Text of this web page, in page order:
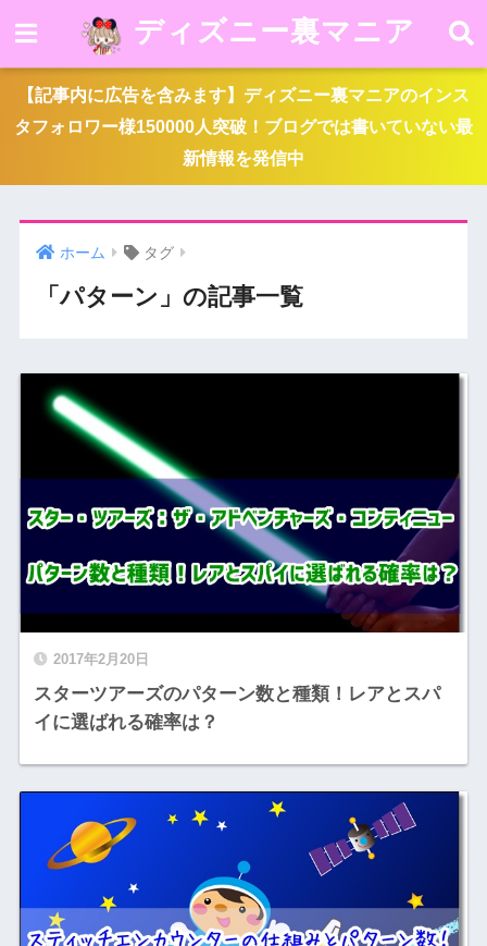
ディズニー裏マニア
【記事内に広告を含みます】ディズニー裏マニアのインス
タフォロワー様150000人突破！ブログでは書いていない最
新情報を発信中
ホーム タグ
「パターン」の記事一覧
2017年2月20日
スターツアーズのパターン数と種類！レアとスパ
イに選ばれる確率は？